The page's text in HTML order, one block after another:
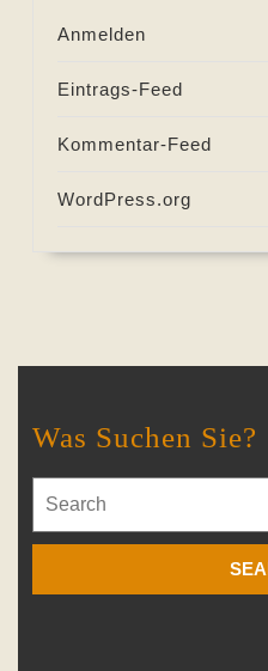
Anmelden
Eintrags-Feed
Kommentar-Feed
WordPress.org
Was Suchen Sie?
for: